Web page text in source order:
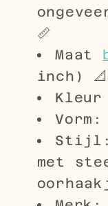
📏
Maat
inch) 📐
Stijl:
met